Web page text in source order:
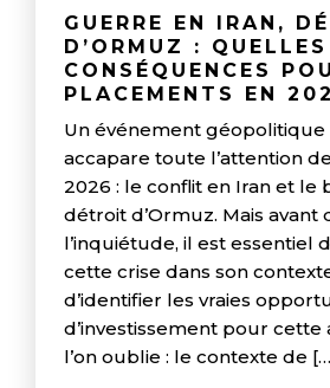
GUERRE EN IRAN,
D’ORMUZ : QUELLES
CONSÉQUENCES
PLACEMENTS EN
Un événement géopolitique
accapare toute l’attention
2026 : le conflit en Iran et le
détroit d’Ormuz. Mais avant
l’inquiétude, il est essentiel
cette crise dans son
d’identifier les vraies
d’investissement pour cette
l’on oublie : le contexte de